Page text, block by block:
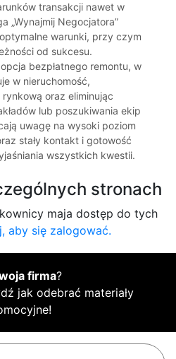
transakcji nawet w
„Wynajmij Negocjatora”
warunki, przy czym
od sukcesu.
bezpłatnego remontu, w
w nieruchomość,
oraz eliminując
lub poszukiwania ekip
uwagę na wysoki poziom
stały kontakt i gotowość
wszystkich kwestii.
stronach
maja dostęp do tych
aby się zalogować.
firma?
jak odebrać materiały